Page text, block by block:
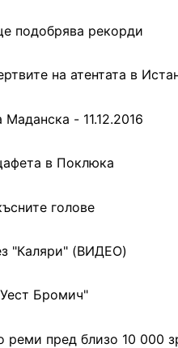
подобрява рекорди
на атентата в
- 11.12.2016
в Поклюка
голове
"Каляри" (ВИДЕО)
Бромич"
пред близо 10 000